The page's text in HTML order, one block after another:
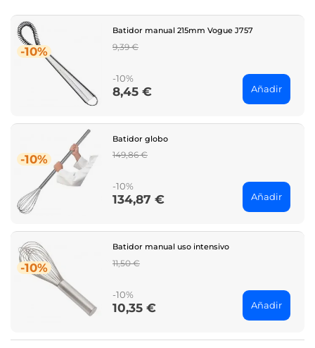
-10%
Batidor manual 215mm Vogue J757
Regular
9,39 €
-10%
Price
8,45 € Añadir
-10%
Batidor globo
Regular
149,86 €
-10%
Price
134,87 € Añadir
-10%
Batidor manual uso intensivo
Regular
11,50 €
-10%
Price
10,35 € Añadir